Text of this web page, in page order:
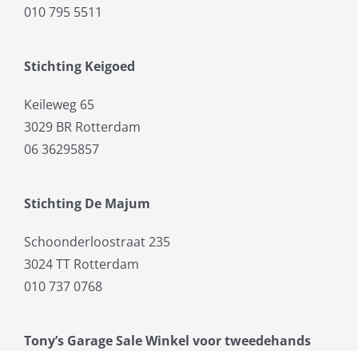
010 795 5511
Stichting Keigoed
Keileweg 65
3029 BR Rotterdam
06 36295857
Stichting De Majum
Schoonderloostraat 235
3024 TT Rotterdam
010 737 0768
Tony’s Garage Sale Winkel voor tweedehands